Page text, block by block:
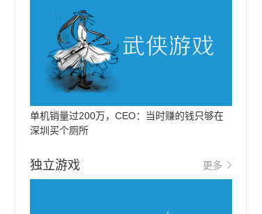
单机销量过200万，CEO：当时赚的钱只够在
深圳买个厕所
独立游戏 更多